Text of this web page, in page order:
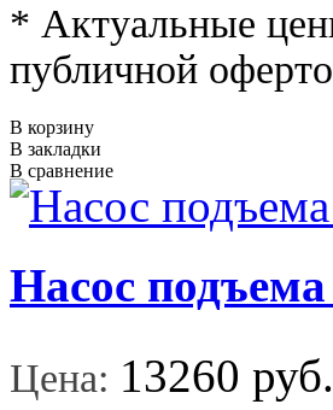
* Актуальные
публичной
В корзину
В закладки
В сравнение
Насос
Цена: 13260 руб.